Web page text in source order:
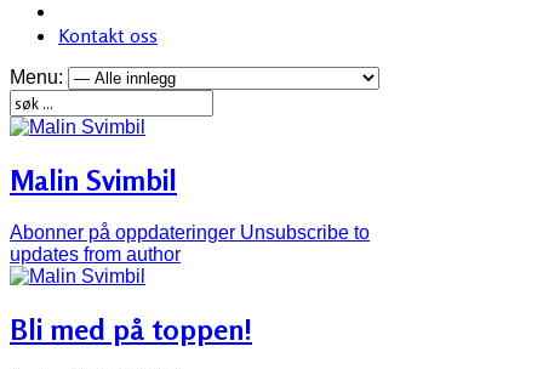
Kontakt oss
Menu:
Malin Svimbil
Abonner på oppdateringer Unsubscribe to
updates from author
Bli med på toppen!